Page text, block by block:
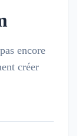
encore
créer